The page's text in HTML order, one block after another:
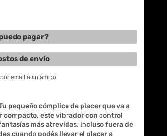
pagar?
de envío
pequeño cómplice de placer que va a
compacto, este vibrador con control
más atrevidas, incluso fuera de
cuando podés llevar el placer a